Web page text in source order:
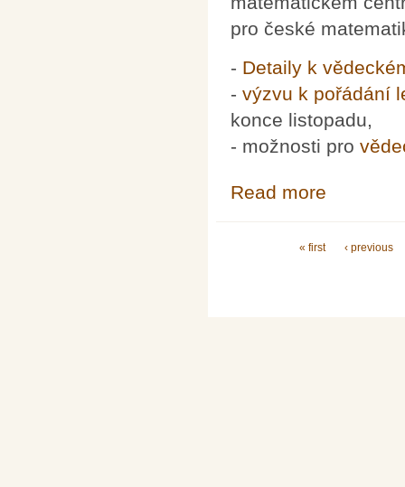
pro české
- Detaily k
- výzvu k pořádání
konce listopadu,
- možnosti pro
Read more
« first ‹ previous